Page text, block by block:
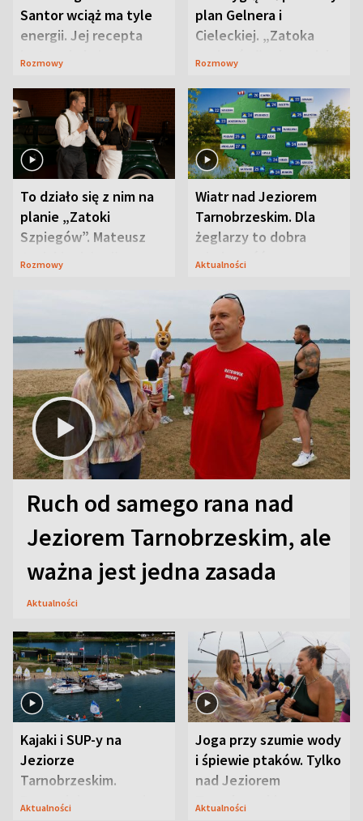
Santor wciąż ma tyle
energii. Jej recepta
jest zaskakująco
Rozmowy
plan Gelnera i
Cieleckiej. „Zatoka
szpiegów” od razu ich
Rozmowy
To działo się z nim na
planie „Zatoki
Szpiegów”. Mateusz
Janicki odsłonił
Rozmowy
Wiatr nad Jeziorem
Tarnobrzeskim. Dla
żeglarzy to dobra
wiadomość
Aktualności
Ruch od samego rana nad
Jeziorem Tarnobrzeskim, ale
ważna jest jedna zasada
Aktualności
Kajaki i SUP-y na
Jeziorze
Tarnobrzeskim.
Przyrodnicy zwracają
Aktualności
Joga przy szumie wody
i śpiewie ptaków. Tylko
nad Jeziorem
Tarnobrzeskim
Aktualności